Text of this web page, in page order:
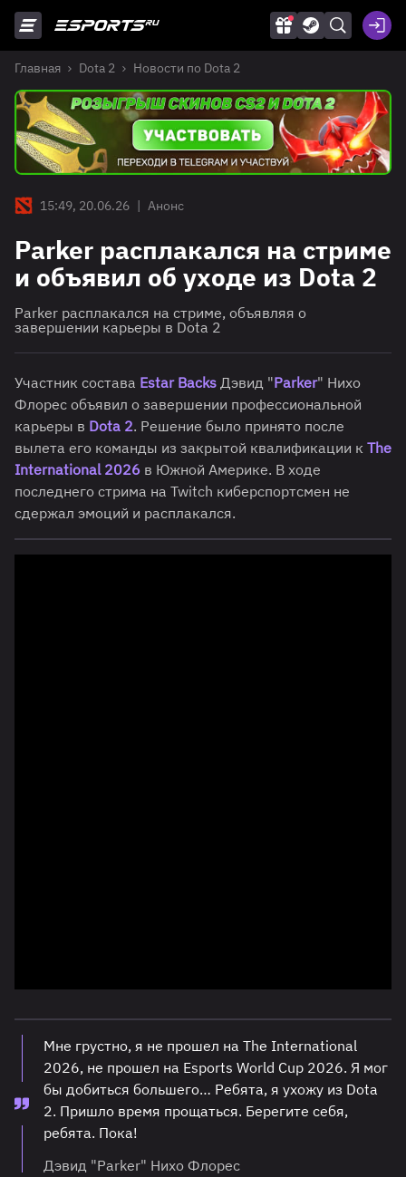
Главная Dota 2 Новости по Dota 2
15:49, 20.06.26 | Анонс
Parker расплакался на стриме
и объявил об уходе из Dota 2
Parker расплакался на стриме, объявляя о
завершении карьеры в Dota 2
Участник состава Estar Backs Дэвид "Parker" Нихо
Флорес объявил о завершении профессиональной
карьеры в Dota 2. Решение было принято после
вылета его команды из закрытой квалификации к The
International 2026 в Южной Америке. В ходе
последнего стрима на Twitch киберспортсмен не
сдержал эмоций и расплакался.
Мне грустно, я не прошел на The International
2026, не прошел на Esports World Cup 2026. Я мог
бы добиться большего… Ребята, я ухожу из Dota
2. Пришло время прощаться. Берегите себя,
ребята. Пока!
Дэвид "Parker" Нихо Флорес